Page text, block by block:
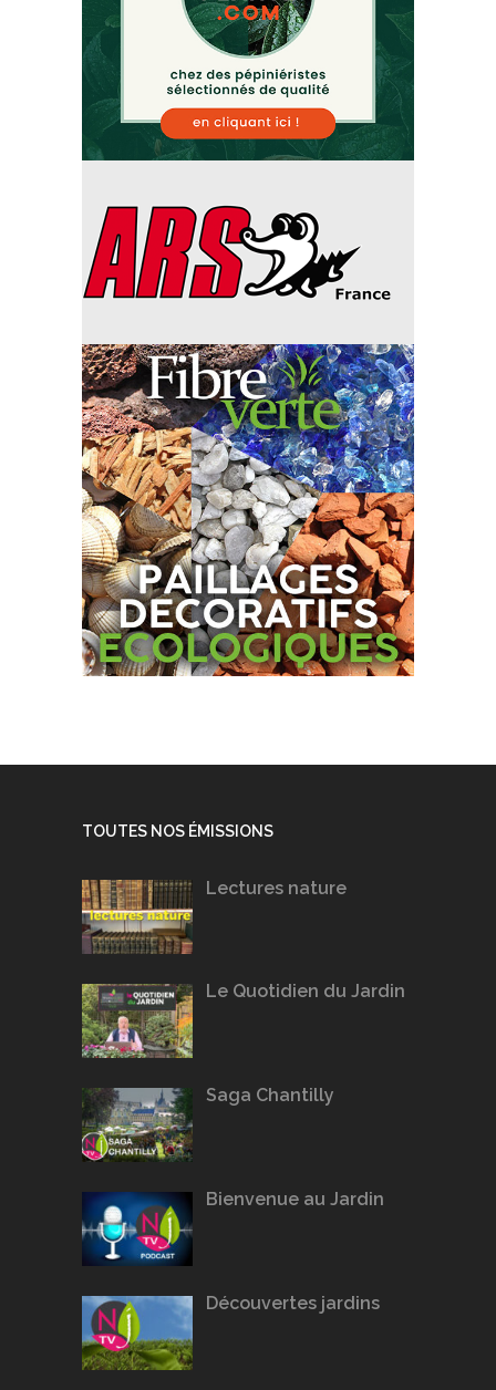
TOUTES NOS ÉMISSIONS
Lectures nature
Le Quotidien du Jardin
Saga Chantilly
Bienvenue au Jardin
Découvertes jardins